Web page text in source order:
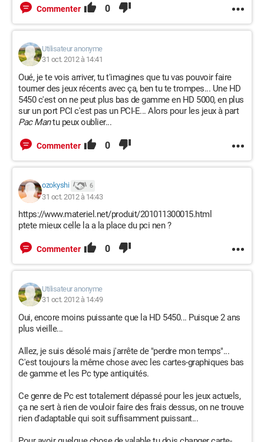
Commenter 0
Utilisateur anonyme
31 oct. 2012 à 14:41
Oué, je te vois arriver, tu t'imagines que tu vas pouvoir faire
tourner des jeux récents avec ça, ben tu te trompes... Une HD
5450 c'est on ne peut plus bas de gamme en HD 5000, en plus
sur un port PCI c'est pas un PCI-E... Alors pour les jeux à part
Pac Mantu peux oublier...
Commenter 0
ozokyshi 6
31 oct. 2012 à 14:43
https://www.materiel.net/produit/201011300015.html
ptete mieux celle la a la place du pci nen ?
Commenter 0
Utilisateur anonyme
31 oct. 2012 à 14:49
Oui, encore moins puissante que la HD 5450... Puisque 2 ans
plus vieille...
Allez, je suis désolé mais j'arrête de "perdre mon temps"...
C'est toujours la même chose avec les cartes-graphiques bas
de gamme et les Pc type antiquités.
Ce genre de Pc est totalement dépassé pour les jeux actuels,
ça ne sert à rien de vouloir faire des frais dessus, on ne trouve
rien d'adaptable qui soit suffisamment puissant...